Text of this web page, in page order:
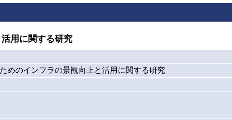
用に関する研究
めのインフラの景観向上と活用に関する研究